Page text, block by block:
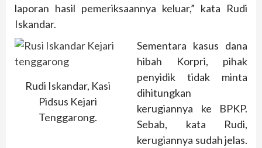
laporan hasil pemeriksaannya keluar,” kata Rudi
Iskandar.
Rudi Iskandar, Kasi
Pidsus Kejari
Tenggarong.
Sementara kasus dana
hibah Korpri, pihak
penyidik tidak minta
dihitungkan
kerugiannya ke BPKP.
Sebab, kata Rudi,
kerugiannya sudah jelas.